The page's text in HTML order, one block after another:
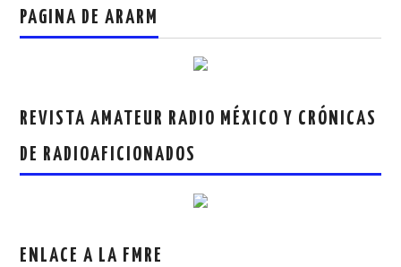
PAGINA DE ARARM
REVISTA AMATEUR RADIO MÉXICO Y CRÓNICAS
DE RADIOAFICIONADOS
ENLACE A LA FMRE